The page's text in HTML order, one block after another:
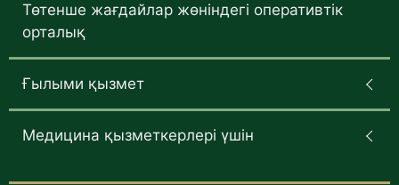
Төтенше жағдайлар жөніндегі оперативтік
орталық
Ғылыми қызмет
Медицина қызметкерлері үшін